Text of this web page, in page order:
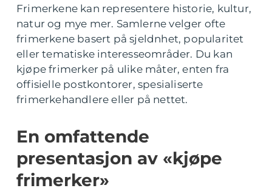
Frimerkene kan representere historie, kultur,
natur og mye mer. Samlerne velger ofte
frimerkene basert på sjeldnhet, popularitet
eller tematiske interesseområder. Du kan
kjøpe frimerker på ulike måter, enten fra
offisielle postkontorer, spesialiserte
frimerkehandlere eller på nettet.
En omfattende
presentasjon av «kjøpe
frimerker»